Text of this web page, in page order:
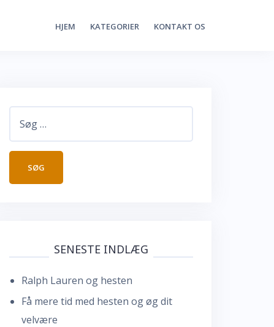
HJEM KATEGORIER KONTAKT OS
efter:
SENESTE INDLÆG
Ralph Lauren og hesten
Få mere tid med hesten og øg dit
velvære